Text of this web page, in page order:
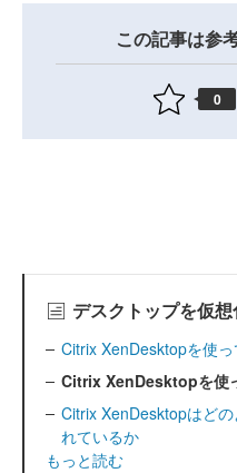
この記事は参
0
デスクトップを仮
Citrix XenDesktopを使
Citrix XenDesktopを使
Citrix XenDesktopはど
れているか
もっと読む